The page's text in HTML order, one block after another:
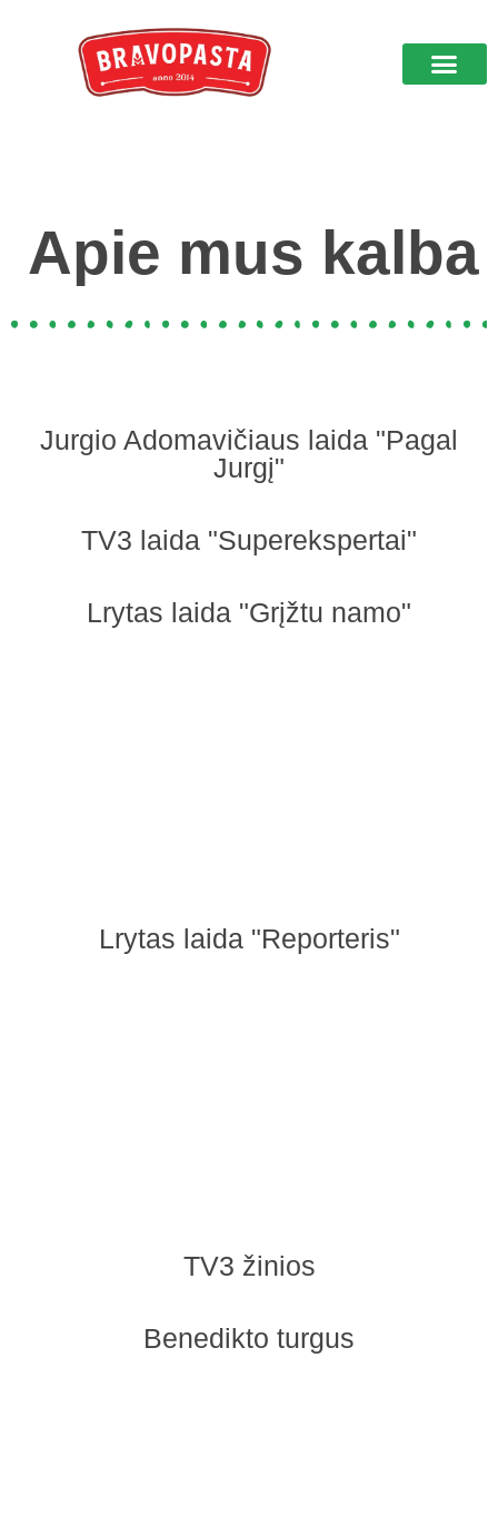
Apie mus kalba
Jurgio Adomavičiaus laida "Pagal
Jurgį"
TV3 laida "Superekspertai"
Lrytas laida "Grįžtu namo"
Lrytas laida "Reporteris"
TV3 žinios
Benedikto turgus